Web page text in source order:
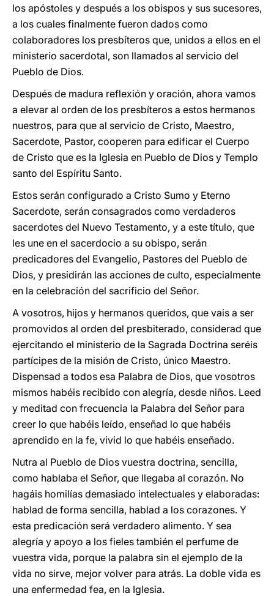
los apóstoles y después a los obispos y sus sucesores,
a los cuales finalmente fueron dados como
colaboradores los presbíteros que, unidos a ellos en el
ministerio sacerdotal, son llamados al servicio del
Pueblo de Dios.
Después de madura reflexión y oración, ahora vamos
a elevar al orden de los presbíteros a estos hermanos
nuestros, para que al servicio de Cristo, Maestro,
Sacerdote, Pastor, cooperen para edificar el Cuerpo
de Cristo que es la Iglesia en Pueblo de Dios y Templo
santo del Espíritu Santo.
Estos serán configurado a Cristo Sumo y Eterno
Sacerdote, serán consagrados como verdaderos
sacerdotes del Nuevo Testamento, y a este título, que
les une en el sacerdocio a su obispo, serán
predicadores del Evangelio, Pastores del Pueblo de
Dios, y presidirán las acciones de culto, especialmente
en la celebración del sacrificio del Señor.
A vosotros, hijos y hermanos queridos, que vais a ser
promovidos al orden del presbiterado, considerad que
ejercitando el ministerio de la Sagrada Doctrina seréis
partícipes de la misión de Cristo, único Maestro.
Dispensad a todos esa Palabra de Dios, que vosotros
mismos habéis recibido con alegría, desde niños. Leed
y meditad con frecuencia la Palabra del Señor para
creer lo que habéis leído, enseñad lo que habéis
aprendido en la fe, vivid lo que habéis enseñado.
Nutra al Pueblo de Dios vuestra doctrina, sencilla,
como hablaba el Señor, que llegaba al corazón. No
hagáis homilías demasiado intelectuales y elaboradas:
hablad de forma sencilla, hablad a los corazones. Y
esta predicación será verdadero alimento. Y sea
alegría y apoyo a los fieles también el perfume de
vuestra vida, porque la palabra sin el ejemplo de la
vida no sirve, mejor volver para atrás. La doble vida es
una enfermedad fea, en la Iglesia.